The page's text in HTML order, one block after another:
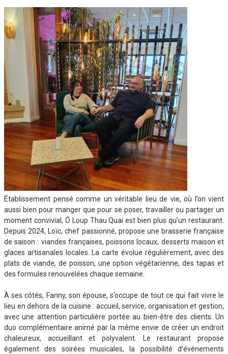
Établissement pensé comme un véritable lieu de vie, où l’on vient
aussi bien pour manger que pour se poser, travailler ou partager un
moment convivial, Ô Loup Thau Quai est bien plus qu’un restaurant.
Depuis 2024, Loïc, chef passionné, propose une brasserie française
de saison : viandes françaises, poissons locaux, desserts maison et
glaces artisanales locales. La carte évolue régulièrement, avec des
plats de viande, de poisson, une option végétarienne, des tapas et
des formules renouvelées chaque semaine.
À ses côtés, Fanny, son épouse, s’occupe de tout ce qui fait vivre le
lieu en dehors de la cuisine : accueil, service, organisation et gestion,
avec une attention particulière portée au bien-être des clients. Un
duo complémentaire animé par la même envie de créer un endroit
chaleureux, accueillant et polyvalent. Le restaurant propose
également des soirées musicales, la possibilité d’événements